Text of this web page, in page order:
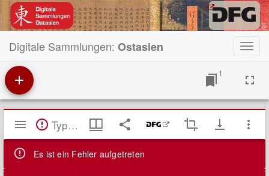
Digitale Sammlungen: Ostasien
1
Mirador
Viewer TypeError: Failed to fetch
Es ist ein Fehler aufgetreten